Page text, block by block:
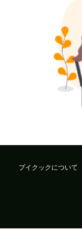
ブイクックについて